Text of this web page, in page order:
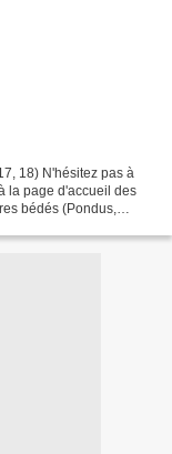
18) N'hésitez pas à
la page d'accueil des
bédés (Pondus,